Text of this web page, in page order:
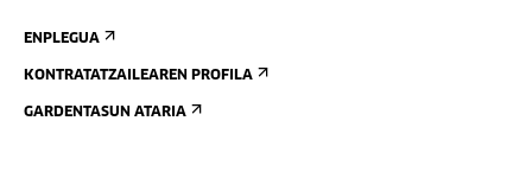
ENPLEGUA
KONTRATATZAILEAREN PROFILA
GARDENTASUN ATARIA